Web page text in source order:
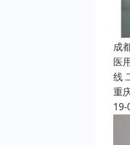
成
医
线
重
19-